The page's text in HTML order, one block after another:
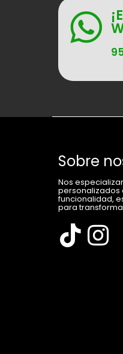
Sobre
Nos
personalizados
funcionalidad,
para